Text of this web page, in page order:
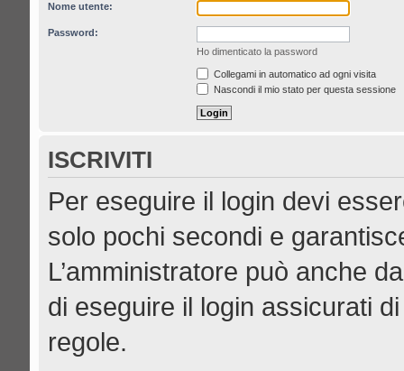
Nome utente:
Password:
Ho dimenticato la password
Collegami in automatico ad ogni visita
Nascondi il mio stato per questa sessione
ISCRIVITI
Per eseguire il login devi
solo pochi secondi e
L’amministratore può anche
di eseguire il login assicurati
regole.